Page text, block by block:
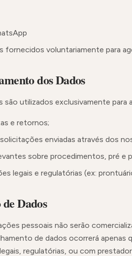
fornecidos voluntariamente para
dos Dados
utilizados exclusivamente para
e retornos;
enviadas através dos
sobre procedimentos, pré e
legais e regulatórias (ex:
Dados
pessoais não serão
de dados ocorrerá apenas
regulatórias, ou com